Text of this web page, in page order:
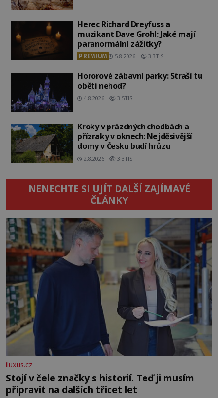
Herec Richard Dreyfuss a
muzikant Dave Grohl: Jaké mají
paranormální zážitky?
PREMIUM 5.8.2026 3.3TIS
Hororové zábavní parky: Straší tu
oběti nehod?
4.8.2026 3.5TIS
Kroky v prázdných chodbách a
přízraky v oknech: Nejděsivější
domy v Česku budí hrůzu
2.8.2026 3.3TIS
NENECHTE SI UJÍT DALŠÍ ZAJÍMAVÉ
ČLÁNKY
iluxus.cz
Stojí v čele značky s historií. Teď ji musím
připravit na dalších třicet let